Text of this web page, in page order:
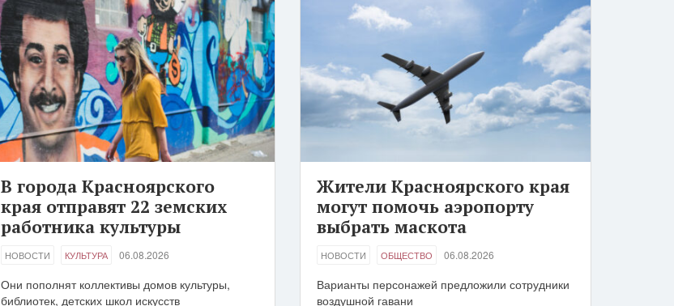
В города Красноярского
края отправят 22 земских
работника культуры
НОВОСТИ КУЛЬТУРА 06.08.2026
Они пополнят коллективы домов культуры,
библиотек, детских школ искусств
Жители Красноярского края
могут помочь аэропорту
выбрать маскота
НОВОСТИ ОБЩЕСТВО 06.08.2026
Варианты персонажей предложили сотрудники
воздушной гавани